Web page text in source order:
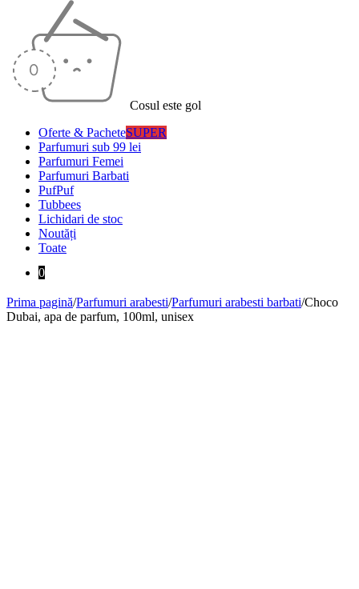
Cosul este gol
Oferte & PacheteSUPER
Parfumuri sub 99 lei
Parfumuri Femei
Parfumuri Barbati
PufPuf
Tubbees
Lichidari de stoc
Noutăți
Toate
0
Prima pagină/Parfumuri arabesti/Parfumuri arabesti barbati/Choco
Dubai, apa de parfum, 100ml, unisex